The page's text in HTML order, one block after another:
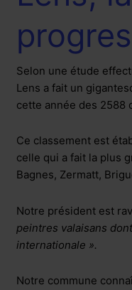
Selon une étude
Lens a fait un
cette année des 2588
Ce classement est
celle qui a fait la plus
Bagnes, Zermatt,
Notre président est
peintres valaisans
internationale ».
Notre commune
réalisant
la
plus
forte
progression